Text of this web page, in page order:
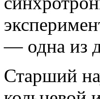
— одна из
Старший